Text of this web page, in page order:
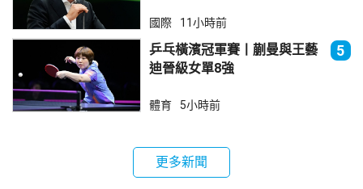
國際 11小時前
乒乓橫濱冠軍賽丨蒯曼與王藝
迪晉級女單8強
5
體育 5小時前
更多新聞